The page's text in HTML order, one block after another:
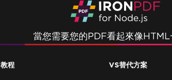
當您需要您的PDF看起來像HTML
教程 VS替代方案